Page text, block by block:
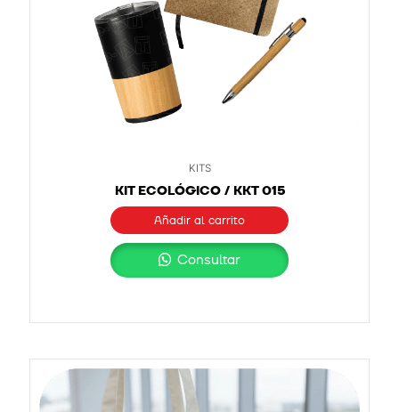
KITS
KIT ECOLÓGICO / KKT 015
Añadir al carrito
Consultar